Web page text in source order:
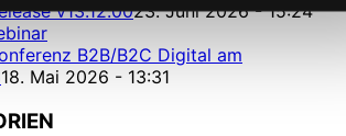
v13.12.0023. Juni 2026 - 15:24
B2B/B2C Digital am
18. Mai 2026 - 13:31